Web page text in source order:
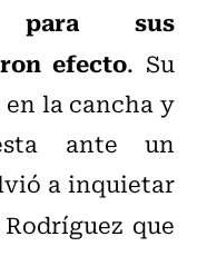
para sus
efecto. Su
la cancha y
ante un
a inquietar
que